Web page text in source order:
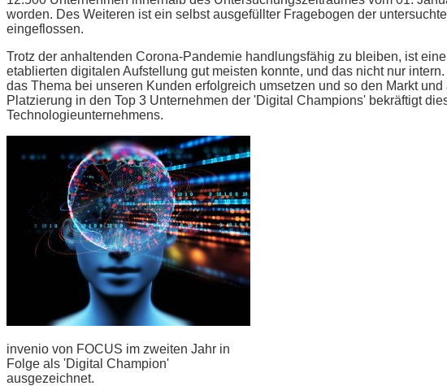
worden. Des Weiteren ist ein selbst ausgefüllter Fragebogen der
eingeflossen.
Trotz der anhaltenden Corona-Pandemie handlungsfähig zu bleiben, ist
etablierten digitalen Aufstellung gut meisten konnte, und das nicht nur
das Thema bei unseren Kunden erfolgreich umsetzen und so den Markt
Platzierung in den Top 3 Unternehmen der 'Digital Champions' bekräftigt
Technologieunternehmens.
invenio von FOCUS im zweiten Jahr in
Folge als 'Digital Champion'
ausgezeichnet.